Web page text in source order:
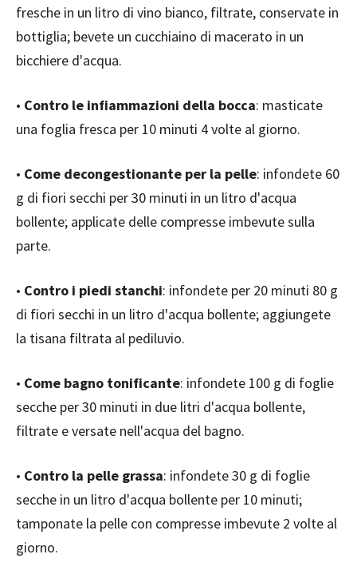
fresche in un litro di vino bianco, filtrate, conservate in
bottiglia; bevete un cucchiaino di macerato in un
bicchiere d'acqua.
• Contro le infiammazioni della bocca: masticate
una foglia fresca per 10 minuti 4 volte al giorno.
• Come decongestionante per la pelle: infondete 60
g di fiori secchi per 30 minuti in un litro d'acqua
bollente; applicate delle compresse imbevute sulla
parte.
• Contro i piedi stanchi: infondete per 20 minuti 80 g
di fiori secchi in un litro d'acqua bollente; aggiungete
la tisana filtrata al pediluvio.
• Come bagno tonificante: infondete 100 g di foglie
secche per 30 minuti in due litri d'acqua bollente,
filtrate e versate nell'acqua del bagno.
• Contro la pelle grassa: infondete 30 g di foglie
secche in un litro d'acqua bollente per 10 minuti;
tamponate la pelle con compresse imbevute 2 volte al
giorno.